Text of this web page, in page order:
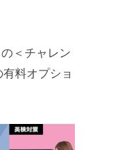
＜チャレン
料オプショ